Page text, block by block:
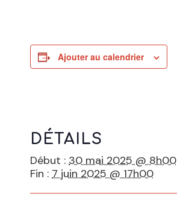
Ajouter au calendrier
DÉTAILS
Début : 30 mai 2025 @ 8h00
Fin : 7 juin 2025 @ 17h00